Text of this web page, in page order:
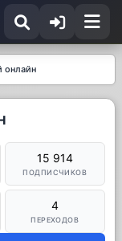
онлайн
15 914
ПОДПИСЧИКОВ
4
ПЕРЕХОДОВ